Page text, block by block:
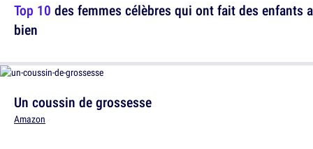
Un coussin de grossesse
Amazon
Top 10 des femmes célèbres qui ont fait des enfants
bien